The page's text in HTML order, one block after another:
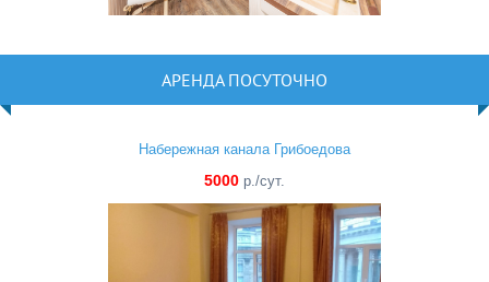
АРЕНДА ПОСУТОЧНО
Набережная канала Грибоедова
5000 р./сут.